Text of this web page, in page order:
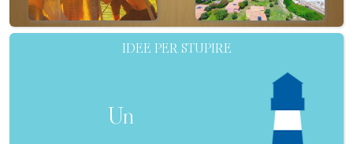
IDEE PER STUPIRE
Un